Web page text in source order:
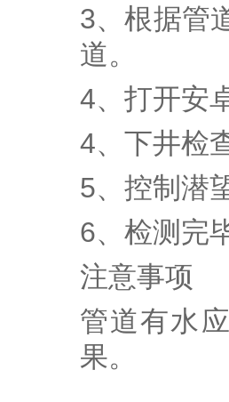
3、根据管
道。
4、打开安
4、下井检
5、控制潜
6、检测完
注意事项
管道有水
果。